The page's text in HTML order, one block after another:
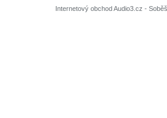
Internetový obchod Audio3.cz -